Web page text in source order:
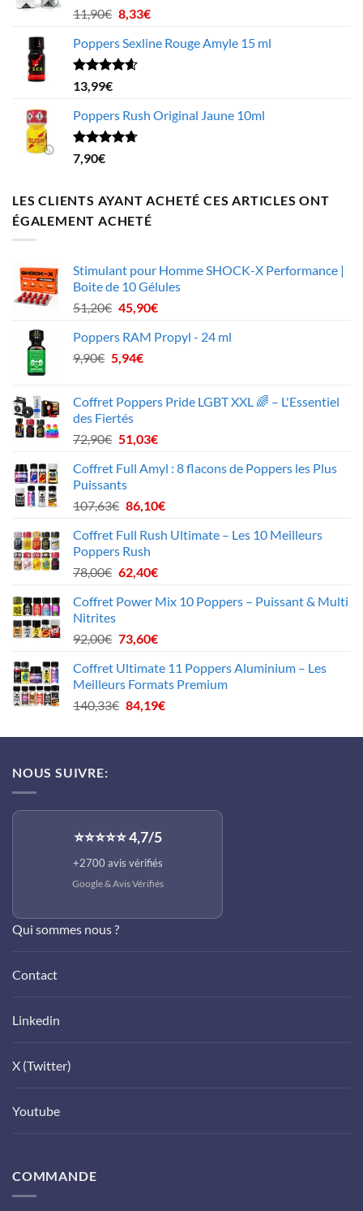
Note4.63
sur 5
11,90€ Le
initial
était :
8,33€Le
actuel
Poppers Sexline Rouge Amyle 15 ml
Note4.58
sur 5
13,99€
Poppers Rush Original Jaune 10ml
Note4.67
sur 5
7,90€
LES CLIENTS AYANT ACHETÉ CES ARTICLES ONT
ÉGALEMENT ACHETÉ
Stimulant pour Homme SHOCK-X Performance |
Boite de 10 Gélules
51,20€ Le
initial
était :
45,90€Le
actuel
Poppers RAM Propyl - 24 ml
9,90€ Le
était :
9,90€.
5,94€Le
est :
Coffret Poppers Pride LGBT XXL 🌈 – L'Essentiel
des Fiertés
72,90€ Le
initial
était :
72,90€.
51,03€Le
actuel
51,03€.
Coffret Full Amyl : 8 flacons de Poppers les Plus
Puissants
107,63€ Le
initial
était :
107,63€.
86,10€Le
actuel
Coffret Full Rush Ultimate – Les 10 Meilleurs
Poppers Rush
78,00€ Le
initial
78,00€.
62,40€Le
actuel
62,40€.
Coffret Power Mix 10 Poppers – Puissant & Multi
Nitrites
92,00€ Le
initial
était :
92,00€.
73,60€Le
actuel
est :
73,60€.
Coffret Ultimate 11 Poppers Aluminium – Les
Meilleurs Formats Premium
140,33€ Le
initial
84,19€Le
actuel
NOUS SUIVRE:
⭐⭐⭐⭐⭐ 4,7/5
+2700 avis vérifiés
Google &Avis Vérifiés
Qui sommes nous ?
Contact
Linkedin
X (Twitter)
Youtube
COMMANDE